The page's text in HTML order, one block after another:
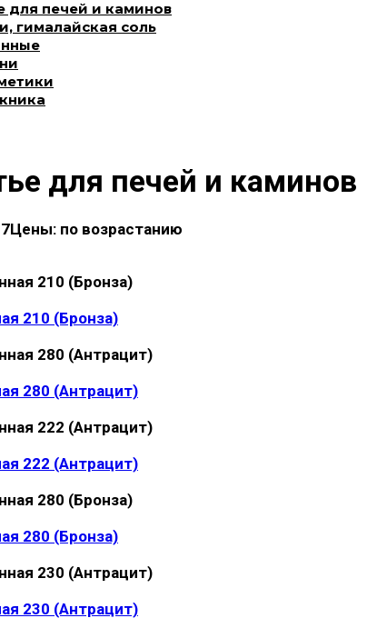
для печей и каминов
гималайская соль
для печей и каминов
Цены: по возрастанию
210 (Бронза)
280 (Антрацит)
222 (Антрацит)
280 (Бронза)
230 (Антрацит)